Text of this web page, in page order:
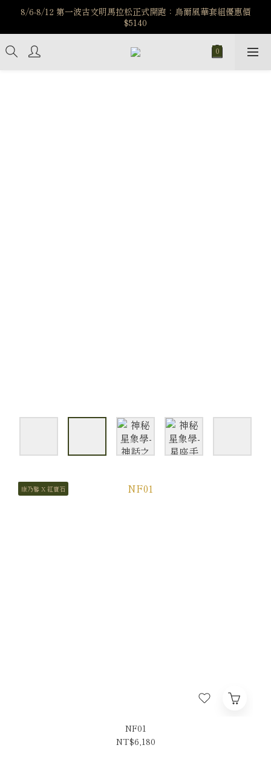
️8/6-8/12 第一波古文明馬拉松正式開跑：烏爾風華套組優惠價
$5140
7/15-8/25 神秘星象學系列｜獅子座時區 項鍊 X 戒指 X 手鍊 享福
利
康乃馨 X 紅寶石
NF01
NT$6,180